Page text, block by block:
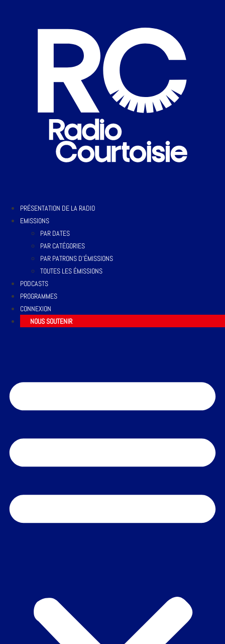
PRÉSENTATION DE LA RADIO
EMISSIONS
PAR DATES
PAR CATÉGORIES
PAR PATRONS D’ÉMISSIONS
TOUTES LES ÉMISSIONS
PODCASTS
PROGRAMMES
CONNEXION
NOUS SOUTENIR